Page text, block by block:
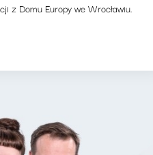
z Domu Europy we Wrocławiu.